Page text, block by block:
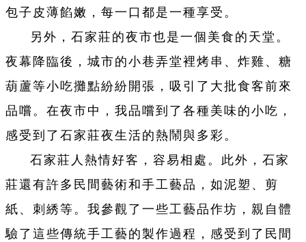
包子皮薄餡嫩，每一口都是一種享受。
另外，石家莊的夜市也是一個美食的天堂。
夜幕降臨後，城市的小巷弄堂裡烤串、炸雞、糖
葫蘆等小吃攤點紛紛開張，吸引了大批食客前來
品嚐。在夜市中，我品嚐到了各種美味的小吃，
感受到了石家莊夜生活的熱鬧與多彩。
石家莊人熱情好客，容易相處。此外，石家
莊還有許多民間藝術和手工藝品，如泥塑、剪
紙、刺綉等。我參觀了一些工藝品作坊，親自體
驗了這些傳統手工藝的製作過程，感受到了民間